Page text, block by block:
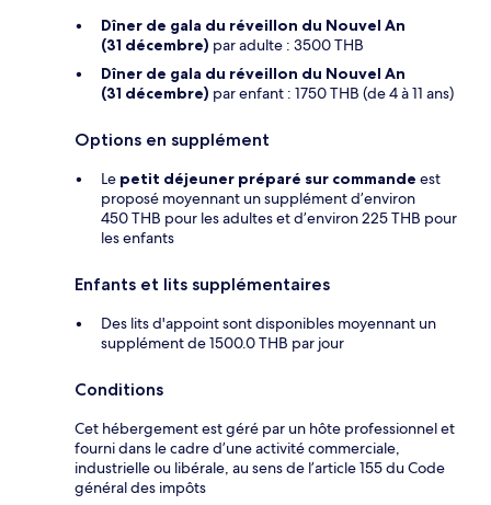
Dîner de gala du réveillon du Nouvel An
(31 décembre) par adulte : 3500 THB
Dîner de gala du réveillon du Nouvel An
(31 décembre) par enfant : 1750 THB (de 4 à 11 ans)
Options en supplément
Le petit déjeuner préparé sur commande est
proposé moyennant un supplément d’environ
450 THB pour les adultes et d’environ 225 THB pour
les enfants
Enfants et lits supplémentaires
Des lits d'appoint sont disponibles moyennant un
supplément de 1500.0 THB par jour
Conditions
Cet hébergement est géré par un hôte professionnel et
fourni dans le cadre d’une activité commerciale,
industrielle ou libérale, au sens de l’article 155 du Code
général des impôts